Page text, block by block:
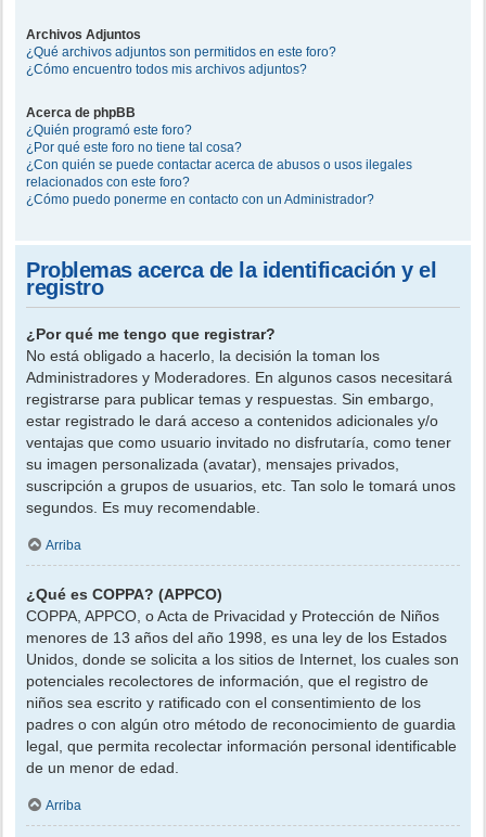
Archivos Adjuntos
¿Qué archivos adjuntos son permitidos en este foro?
¿Cómo encuentro todos mis archivos adjuntos?
Acerca de phpBB
¿Quién programó este foro?
¿Por qué este foro no tiene tal cosa?
¿Con quién se puede contactar acerca de abusos o usos ilegales
relacionados con este foro?
¿Cómo puedo ponerme en contacto con un Administrador?
Problemas acerca de la identificación y el
registro
¿Por qué me tengo que registrar?
No está obligado a hacerlo, la decisión la toman los
Administradores y Moderadores. En algunos casos necesitará
registrarse para publicar temas y respuestas. Sin embargo,
estar registrado le dará acceso a contenidos adicionales y/o
ventajas que como usuario invitado no disfrutaría, como tener
su imagen personalizada (avatar), mensajes privados,
suscripción a grupos de usuarios, etc. Tan solo le tomará unos
segundos. Es muy recomendable.
Arriba
¿Qué es COPPA? (APPCO)
COPPA, APPCO, o Acta de Privacidad y Protección de Niños
menores de 13 años del año 1998, es una ley de los Estados
Unidos, donde se solicita a los sitios de Internet, los cuales son
potenciales recolectores de información, que el registro de
niños sea escrito y ratificado con el consentimiento de los
padres o con algún otro método de reconocimiento de guardia
legal, que permita recolectar información personal identificable
de un menor de edad.
Arriba